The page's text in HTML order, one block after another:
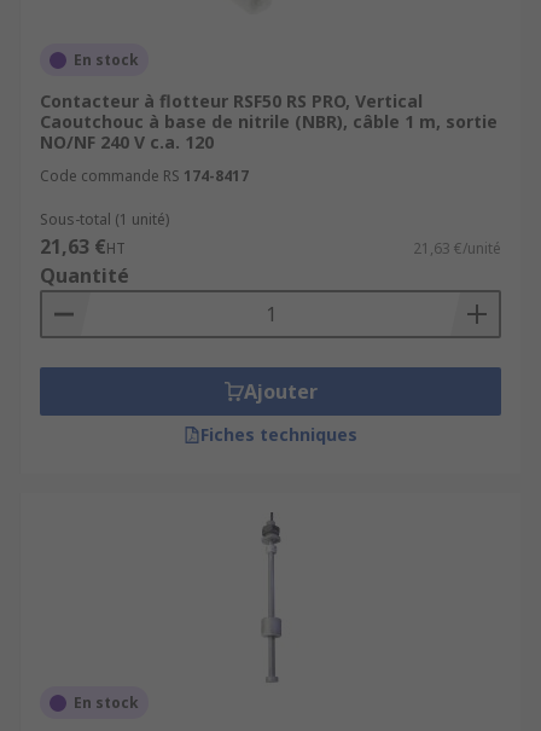
Grâce à l’
accompagnement technique complet, defiches
techniques détailléeset d’unedisponibilité
En stock
Contacteur à flotteur RSF50 RS PRO, Vertical
Caoutchouc à base de nitrile (NBR), câble 1 m, sortie
NO/NF 240 V c.a. 120
Code commande RS 174-8417
Sous-total (1 unité)
21,63 €HT 21,63 €/unité
Quantité
Ajouter
Fiches techniques
En stock